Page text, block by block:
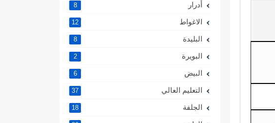
أدرار 8
الاغواط 12
البليدة 8
البويرة 2
البيض 6
التعليم العالي 37
الجلفة 18